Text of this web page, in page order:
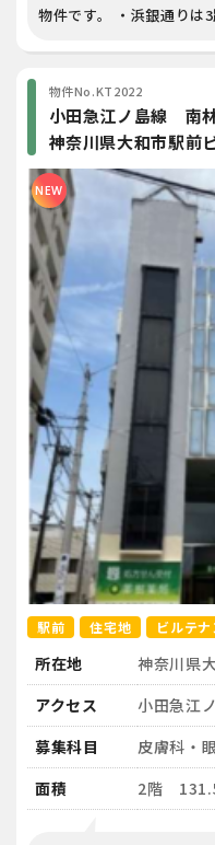
物件です。 ・浜銀通りは
物件No.KT2022
小田急江ノ島線 南
神奈川県大和市駅前
NEW
駅前 住宅地 ビルテナ
所在地
神奈川県
アクセス
小田急江
募集科目
皮膚科・
面積
2階